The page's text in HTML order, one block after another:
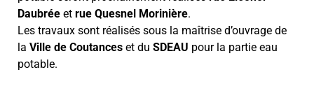
Daubrée et rue Quesnel Morinière.
Les travaux sont réalisés sous la maîtrise d’ouvrage de
la Ville de Coutances et du SDEAU pour la partie eau
potable.